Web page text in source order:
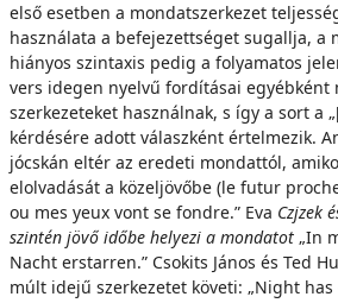
első esetben a mondatszerkezet
használata a befejezettséget sugallja, a
hiányos szintaxis pedig a folyamatos
vers idegen nyelvű fordításai
szerkezeteket használnak, s így a sort a
kérdésére adott válaszként értelmezik.
jócskán eltér az eredeti mondattól,
elolvadását a közeljövőbe (le futur
ou mes yeux vont se fondre.” Eva Czjzek
szintén jövő időbe helyezi a mondatot „In
Nacht erstarren.” Csokits János és Ted
múlt idejű szerkezetet követi: „Night has